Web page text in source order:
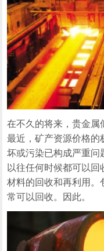
在不久的将来，贵金属
最近，矿产资源价格的
坏或污染已构成严重问
以往任何时候都可以
材料的回收和再利用。
常可以回收。因此。